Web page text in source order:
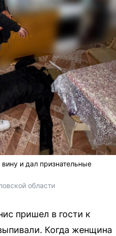
и дал признательные
области
пришел в гости к
Когда женщина